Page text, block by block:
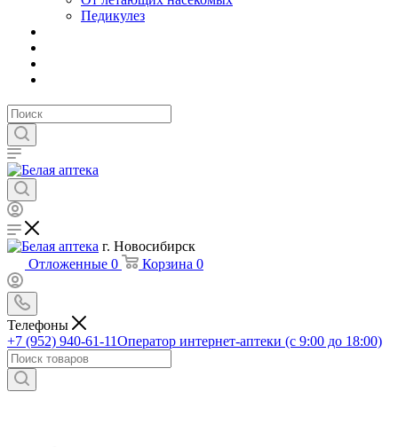
Педикулез
г. Новосибирск
Отложенные 0 Корзина 0
Телефоны
+7 (952) 940-61-11Оператор интернет-аптеки (с 9:00 до 18:00)